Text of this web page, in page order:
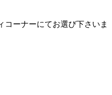
コーナーにてお選び下さいま